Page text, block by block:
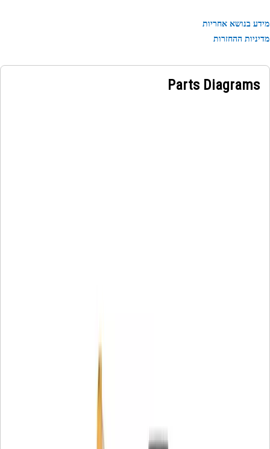
בנושא אחריות
ההחזרות
Parts Diagrams